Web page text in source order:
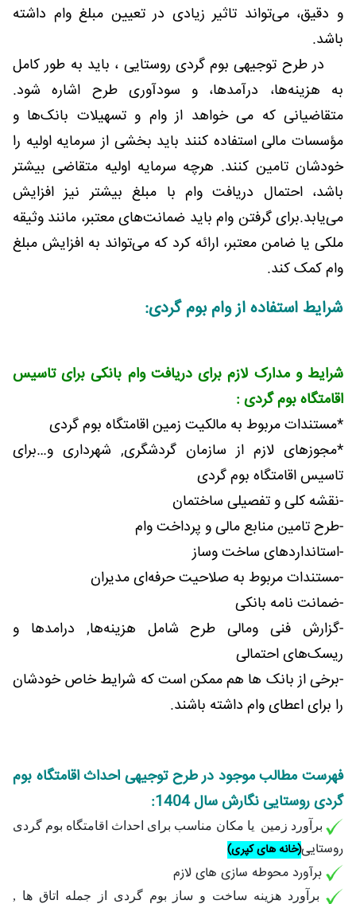
و دقیق، می‌تواند تاثیر زیادی در تعیین مبلغ وام داشته
باشد.
در طرح توجیهی بوم گردی روستایی ، باید به طور کامل
به هزینه‌ها، درآمدها، و سودآوری طرح اشاره شود.
متقاضیانی که می خواهد از وام و تسهیلات بانک‌ها و
مؤسسات مالی استفاده کنند باید بخشی از سرمایه اولیه را
خودشان تامین کنند. هرچه سرمایه اولیه متقاضی بیشتر
باشد، احتمال دریافت وام با مبلغ بیشتر نیز افزایش
می‌یابد.برای گرفتن وام باید ضمانت‌های معتبر، مانند وثیقه
ملکی یا ضامن معتبر، ارائه کرد که می‌تواند به افزایش مبلغ
وام کمک کند.
شرایط استفاده از وام بوم گردی:
شرایط و مدارک لازم برای دریافت وام بانکی برای تاسیس
اقامتگاه بوم گردی :
*مستندات مربوط به مالکیت زمین اقامتگاه بوم گردی
*مجوزهای لازم از سازمان گردشگری, شهرداری و…برای
تاسیس اقامتگاه بوم گردی
-نقشه کلی و تفصیلی ساختمان
-طرح تامین منابع مالی و پرداخت وام
-استاندارد‌‌های ساخت وساز
-مستندات مربوط به صلاحیت حرفه‌ای مدیران
-ضمانت نامه بانکی
-گزارش فنی ومالی طرح شامل هزینه‌ها, درامد‌ها و
ریسک‌های احتمالی
-برخی از بانک ها هم ممکن است که شرایط خاص خودشان
را برای اعطای وام داشته باشند.
فهرست مطالب موجود در طرح توجیهی احداث اقامتگاه بوم
گردی روستایی نگارش سال 1404:
برآورد زمین یا مکان مناسب برای احداث اقامتگاه بوم گردی
روستایی(خانه های کپری)
برآورد محوطه سازی های لازم
برآورد هزینه ساخت و ساز بوم گردی از جمله اتاق ها ,